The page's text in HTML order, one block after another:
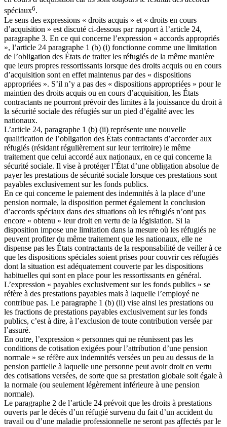
spéciaux6.
Le sens des expressions « droits acquis » et « droits en cours
d’acquisition » est discuté ci-dessous par rapport à l’article 24,
paragraphe 3. En ce qui concerne l’expression « accords appropriés
», l’article 24 paragraphe 1 (b) (i) fonctionne comme une limitation
de l’obligation des États de traiter les réfugiés de la même manière
que leurs propres ressortissants lorsque des droits acquis ou en cours
d’acquisition sont en effet maintenus par des « dispositions
appropriées ». S’il n’y a pas des « dispositions appropriées » pour le
maintien des droits acquis ou en cours d’acquisition, les États
contractants ne pourront prévoir des limites à la jouissance du droit à
la sécurité sociale des réfugiés sur un pied d’égalité avec les
nationaux.
L’article 24, paragraphe 1 (b) (ii) représente une nouvelle
qualification de l’obligation des États contractants d’accorder aux
réfugiés (résidant régulièrement sur leur territoire) le même
traitement que celui accordé aux nationaux, en ce qui concerne la
sécurité sociale. Il vise à protéger l’État d’une obligation absolue de
payer les prestations de sécurité sociale lorsque ces prestations sont
payables exclusivement sur les fonds publics.
En ce qui concerne le paiement des indemnités à la place d’une
pension normale, la disposition permet également la conclusion
d’accords spéciaux dans des situations où les réfugiés n’ont pas
encore « obtenu » leur droit en vertu de la législation. Si la
disposition impose une limitation dans la mesure où les réfugiés ne
peuvent profiter du même traitement que les nationaux, elle ne
dispense pas les États contractants de la responsabilité de veiller à ce
que les dispositions spéciales soient prises pour couvrir ces réfugiés
dont la situation est adéquatement couverte par les dispositions
habituelles qui sont en place pour les ressortissants en général.
L’expression « payables exclusivement sur les fonds publics » se
réfère à des prestations payables mais à laquelle l’employé ne
contribue pas. Le paragraphe 1 (b) (ii) vise ainsi les prestations ou
les fractions de prestations payables exclusivement sur les fonds
publics, c’est à dire, à l’exclusion de toute contribution versée par
l’assuré.
En outre, l’expression « personnes qui ne réunissent pas les
conditions de cotisation exigées pour l’attribution d’une pension
normale » se réfère aux indemnités versées un peu au dessus de la
pension partielle à laquelle une personne peut avoir droit en vertu
des cotisations versées, de sorte que sa prestation globale soit égale à
la normale (ou seulement légèrement inférieure à une pension
normale).
Le paragraphe 2 de l’article 24 prévoit que les droits à prestations
ouverts par le décès d’un réfugié survenu du fait d’un accident du
travail ou d’une maladie professionnelle ne seront pas affectés par le